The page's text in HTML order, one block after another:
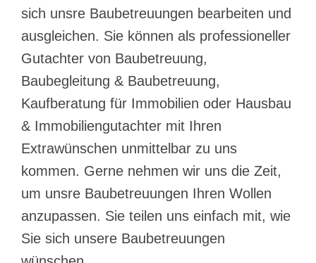
sich unsre Baubetreuungen bearbeiten und
ausgleichen. Sie können als professioneller
Gutachter von Baubetreuung,
Baubegleitung & Baubetreuung,
Kaufberatung für Immobilien oder Hausbau
& Immobiliengutachter mit Ihren
Extrawünschen unmittelbar zu uns
kommen. Gerne nehmen wir uns die Zeit,
um unsre Baubetreuungen Ihren Wollen
anzupassen. Sie teilen uns einfach mit, wie
Sie sich unsere Baubetreuungen